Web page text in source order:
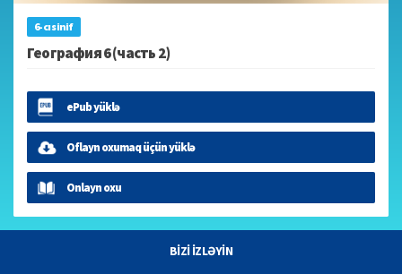
6-cı sinif
География 6 (часть 2)
ePub yüklə
Oflayn oxumaq üçün yüklə
Onlayn oxu
BİZİ İZLƏYİN